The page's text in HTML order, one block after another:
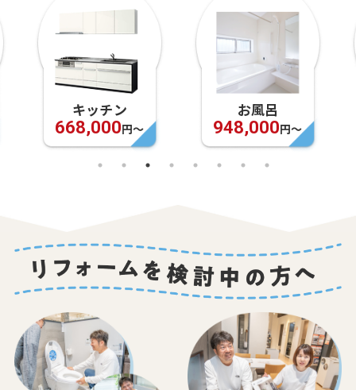
キッチン
668,000円〜
お風呂
948,000円〜